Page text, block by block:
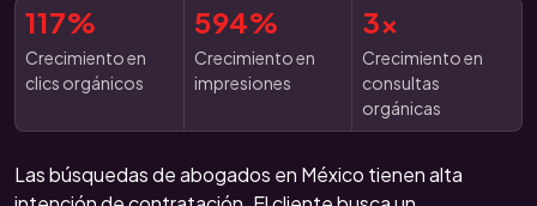
117%
Crecimiento en
clics orgánicos
594%
Crecimiento en
impresiones
3x
Crecimiento en
consultas
orgánicas
Las búsquedas de abogados en México tienen alta